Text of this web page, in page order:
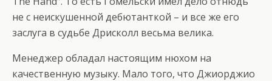
не с неискушенной дебютанткой – и все же его
заслуга в судьбе Дрисколл весьма велика.
Менеджер обладал настоящим нюхом на
качественную музыку. Мало того, что Джиорджио